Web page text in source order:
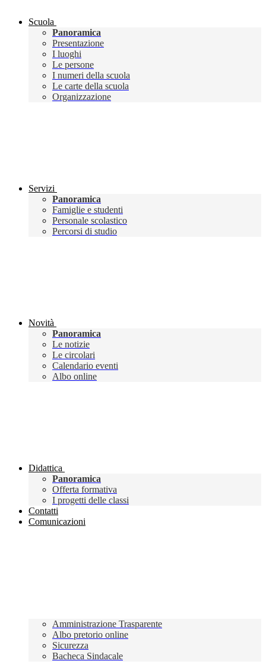
Scuola
Panoramica
Presentazione
I luoghi
Le persone
I numeri della scuola
Le carte della scuola
Organizzazione
Servizi
Panoramica
Famiglie e studenti
Personale scolastico
Percorsi di studio
Novità
Panoramica
Le notizie
Le circolari
Calendario eventi
Albo online
Didattica
Panoramica
Offerta formativa
I progetti delle classi
Contatti
Comunicazioni
Amministrazione Trasparente
Albo pretorio online
Sicurezza
Bacheca Sindacale